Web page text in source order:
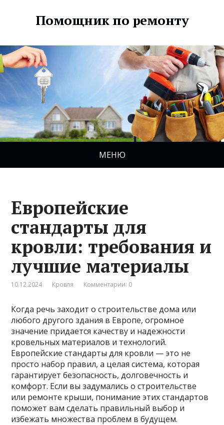
Помощник по ремонту
МЕНЮ
Европейские
стандарты для
кровли: требования и
лучшие материалы
10.12.2024 Кровля Комментарии: 0
Когда речь заходит о строительстве дома или
любого другого здания в Европе, огромное
значение придается качеству и надежности
кровельных материалов и технологий.
Европейские стандарты для кровли — это не
просто набор правил, а целая система, которая
гарантирует безопасность, долговечность и
комфорт. Если вы задумались о строительстве
или ремонте крыши, понимание этих стандартов
поможет вам сделать правильный выбор и
избежать множества проблем в будущем.